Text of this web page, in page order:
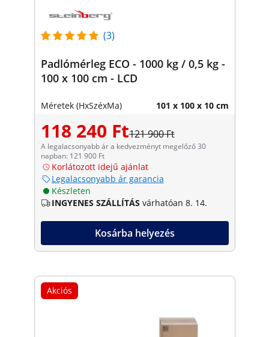
(3)
Padlómérleg ECO - 1000 kg / 0,5 kg -
100 x 100 cm - LCD
Méretek (HxSzéxMa) 101 x 100 x 10 cm
118 240 Ft121 900 Ft
A legalacsonyabb ár a kedvezményt megelőző 30
napban: 121 900 Ft
Korlátozott idejű ajánlat
Legalacsonyabb ár garancia
Készleten
INGYENES SZÁLLÍTÁS várhatóan 8. 14.
Kosárba helyezés
Akciós